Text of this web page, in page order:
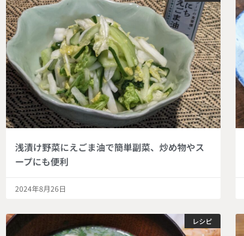
浅漬け野菜にえごま油で簡単副菜、炒め物やス
ープにも便利
2024年8月26日
レシピ